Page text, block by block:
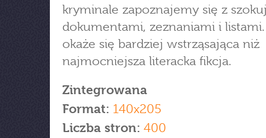
kryminale zapoznajemy się z
dokumentami, zeznaniami i
okaże się bardziej wstrząsająca niż
najmocniejsza literacka fikcja.
Zintegrowana
Format: 140x205
Liczba stron: 400